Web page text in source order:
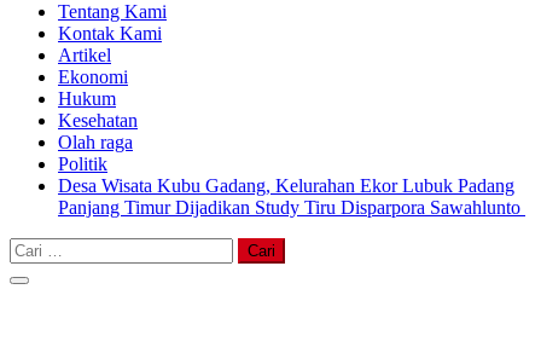
Tentang Kami
Kontak Kami
Artikel
Ekonomi
Hukum
Kesehatan
Olah raga
Politik
Desa Wisata Kubu Gadang, Kelurahan Ekor Lubuk Padang
Panjang Timur Dijadikan Study Tiru Disparpora Sawahlunto
Cari
untuk: